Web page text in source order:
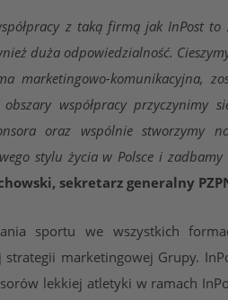
z taką firmą jak InPost to
duża odpowiedzialność.
marketingowo-komunikacyjna,
współpracy przyczynimy
oraz wspólnie stworzymy
stylu życia w Polsce i
sekretarz generalny
sportu we wszystkich
strategii marketingowej Grupy.
lekkiej atletyki w ramach